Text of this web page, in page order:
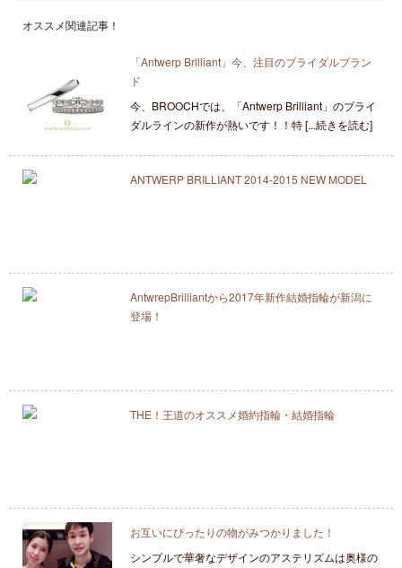
オススメ関連記事！
「Antwerp Brilliant」今、注目のブライダルブラン
ド
今、BROOCHでは、「Antwerp Brilliant」のブライ
ダルラインの新作が熱いです！！特 [...続きを読む]
ANTWERP BRILLIANT 2014-2015 NEW MODEL
AntwrepBrilliantから2017年新作結婚指輪が新潟に
登場！
THE！王道のオススメ婚約指輪・結婚指輪
お互いにぴったりの物がみつかりました！
シンプルで華奢なデザインのアステリズムは奥様の